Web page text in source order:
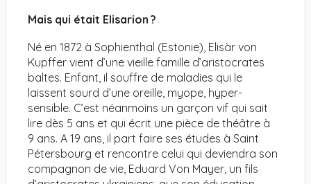
Mais qui était Elisarion ?
Né en 1872 à Sophienthal (Estonie), Elisàr von
Kupffer vient d’une vieille famille d’aristocrates
baltes. Enfant, il souffre de maladies qui le
laissent sourd d’une oreille, myope, hyper-
sensible. C’est néanmoins un garçon vif qui sait
lire dès 5 ans et qui écrit une pièce de théâtre à
9 ans. A 19 ans, il part faire ses études à Saint
Pétersbourg et rencontre celui qui deviendra son
compagnon de vie, Eduard Von Mayer, un fils